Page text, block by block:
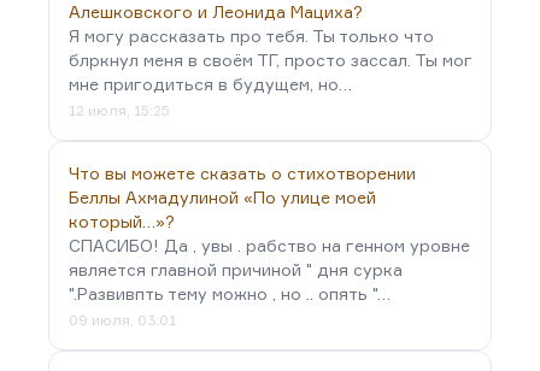
Алешковского и Леонида Мациха?
Я могу рассказать про тебя. Ты только что
блркнул меня в своём ТГ, просто зассал. Ты мог
мне пригодиться в будущем, но…
12 июля, 15:25
Что вы можете сказать о стихотворении
Беллы Ахмадулиной «По улице моей
который…»?
СПАСИБО! Да , увы . рабство на генном уровне
является главной причиной " дня сурка
".Развивпть тему можно , но .. опять "…
09 июля, 03:01